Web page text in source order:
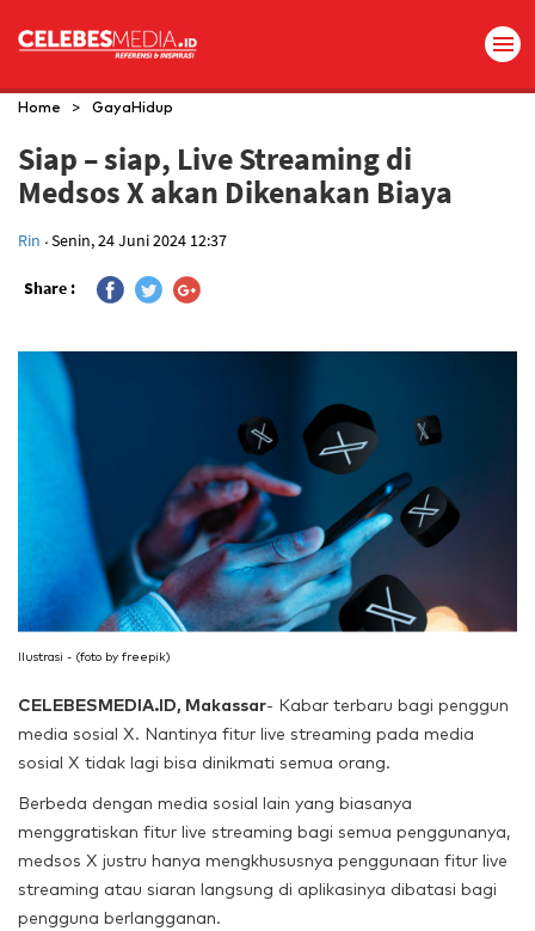
Home > GayaHidup
Siap – siap, Live Streaming di
Medsos X akan Dikenakan Biaya
Rin .Senin, 24 Juni 2024 12:37
Share :
Ilustrasi - (foto by freepik)
CELEBESMEDIA.ID, Makassar- Kabar terbaru bagi penggun
media sosial X. Nantinya fitur live streaming pada media
sosial X tidak lagi bisa dinikmati semua orang.
Berbeda dengan media sosial lain yang biasanya
menggratiskan fitur live streaming bagi semua penggunanya,
medsos X justru hanya mengkhususnya penggunaan fitur live
streaming atau siaran langsung di aplikasinya dibatasi bagi
pengguna berlangganan.